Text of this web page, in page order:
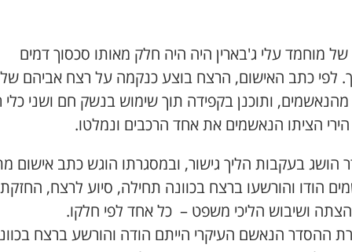
מוחמד עלי ג'בארין היה היה חלק מאותו סכסוך דמים
לפי כתב האישום, הרצח בוצע כנקמה על רצח אביהם של
מהנאשמים, ותוכנן בקפידה תוך שימוש בנשק חם ושני כלי
הציתו הנאשמים את אחד הרכבים ונמלטו.
הושג בעקבות הליך גישור, ובמסגרתו הוגש כתב אישום
הודו והורשעו ברצח בכוונה תחילה, סיוע לרצח, החזקת
ושיבוש הליכי משפט – כל אחד לפי חלקו.
ההסדר הנאשם העיקרי הייתם הודה והורשע ברצח